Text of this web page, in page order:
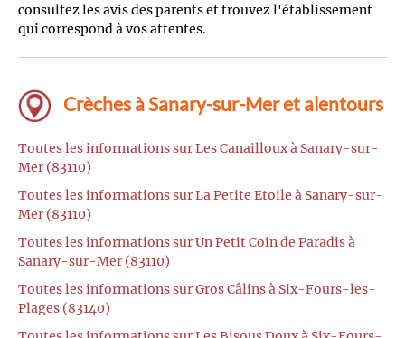
consultez les avis des parents et trouvez l'établissement
qui correspond à vos attentes.
Crèches à Sanary-sur-Mer et alentours
Toutes les informations sur Les Canailloux à Sanary-sur-
Mer (83110)
Toutes les informations sur La Petite Etoile à Sanary-sur-
Mer (83110)
Toutes les informations sur Un Petit Coin de Paradis à
Sanary-sur-Mer (83110)
Toutes les informations sur Gros Câlins à Six-Fours-les-
Plages (83140)